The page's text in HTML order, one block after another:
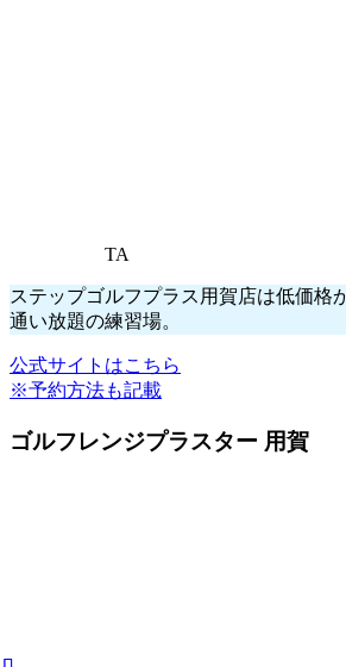
TA
ステップゴルフプラス用賀店は低価格
通い放題の練習場。
公式サイトはこちら
※予約方法も記載
ゴルフレンジプラスター 用賀